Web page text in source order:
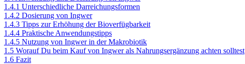
1.4.1 Unterschiedliche Darreichungsformen
1.4.2 Dosierung von Ingwer
1.4.3 Tipps zur Erhöhung der Bioverfügbarkeit
1.4.4 Praktische Anwendungstipps
1.4.5 Nutzung von Ingwer in der Makrobiotik
1.5 Worauf Du beim Kauf von Ingwer als Nahrungsergänzung achten solltest
1.6 Fazit